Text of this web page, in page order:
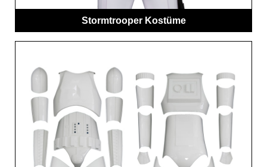
Stormtrooper Kostüme